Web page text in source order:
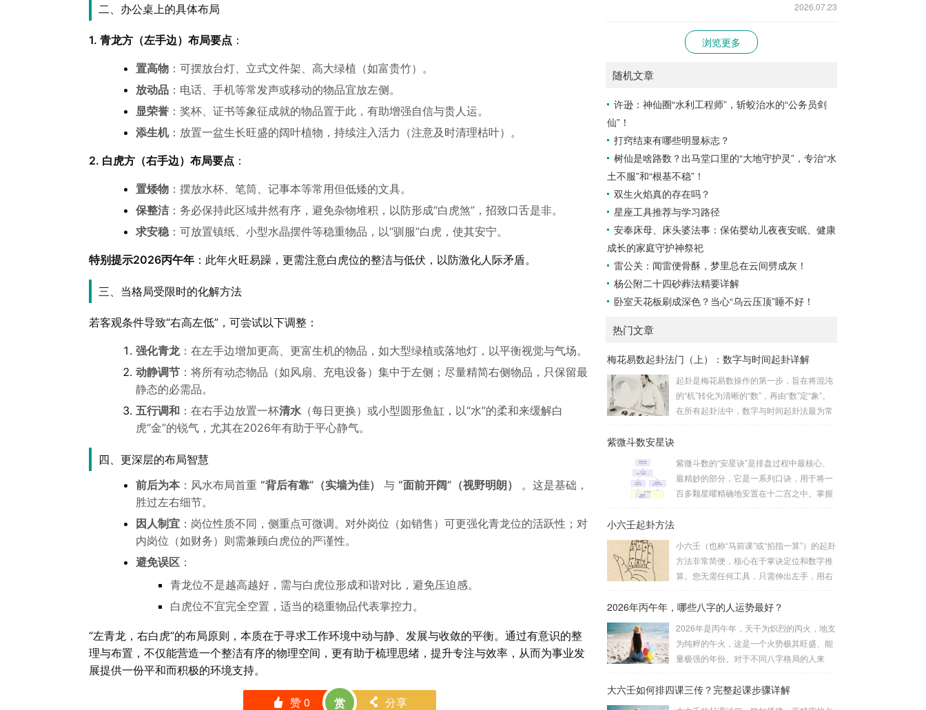
二、办公桌上的具体布局
1. 青龙方（左手边）布局要点 ：
置高物 ：可摆放台灯、立式文件架、高大绿植（如富贵竹）。
放动品 ：电话、手机等常发声或移动的物品宜放左侧。
显荣誉 ：奖杯、证书等象征成就的物品置于此，有助增强自信与贵人运。
添生机：放置一盆生长旺盛的阔叶植物，持续注入活力（注意及时清理枯叶）。
2. 白虎方（右手边）布局要点 ：
置矮物 ：摆放水杯、笔筒、记事本等常用但低矮的文具。
保整洁：务必保持此区域井然有序，避免杂物堆积，以防形成“白虎煞”，招致口舌是非。
求安稳：可放置镇纸、小型水晶摆件等稳重物品，以“驯服”白虎，使其安宁。
特别提示2026丙午年 ：此年火旺易躁，更需注意白虎位的整洁与低伏，以防激化人际矛盾。
三、当格局受限时的化解方法
若客观条件导致“右高左低”，可尝试以下调整：
强化青龙：在左手边增加更高、更富生机的物品，如大型绿植或落地灯，以平衡视觉与气场。
动静调节 ：将所有动态物品（如风扇、充电设备）集中于左侧；尽量精简右侧物品，只保留最
静态的必需品。
五行调和 ：在右手边放置一杯清水 （每日更换）或小型圆形鱼缸，以“水”的柔和来缓解白
虎“金”的锐气，尤其在2026年有助于平心静气。
四、更深层的布局智慧
前后为本：风水布局首重 “背后有靠”（实墙为佳） 与 “面前开阔”（视野明朗）
。这是基础，
胜过左右细节。
因人制宜 ：岗位性质不同，侧重点可微调。对外岗位（如销售）可更强化青龙位的活跃性；对
内岗位（如财务）则需兼顾白虎位的严谨性。
避免误区 ：
青龙位不是越高越好，需与白虎位形成和谐对比，避免压迫感。
白虎位不宜完全空置，适当的稳重物品代表掌控力。
“左青龙，右白虎”的布局原则，本质在于寻求工作环境中动与静、发展与收敛的平衡。通过有意识的整
理与布置，不仅能营造一个整洁有序的物理空间，更有助于梳理思绪，提升专注与效率，从而为事业发
展提供一份平和而积极的环境支持。
󰄼 赞0 赏 󰄯 分享
2026.07.23
浏览更多
随机文章
许逊：神仙圈“水利工程师”，斩蛟治水的“公务员剑
仙”！
打窍结束有哪些明显标志？
树仙是啥路数？出马堂口里的“大地守护灵”，专治“水
土不服”和“根基不稳”！
双生火焰真的存在吗？
星座工具推荐与学习路径
安奉床母、床头婆法事：保佑婴幼儿夜夜安眠、健康
成长的家庭守护神祭祀
雷公关：闻雷便骨酥，梦里总在云间劈成灰！
杨公附二十四砂葬法精要详解
卧室天花板刷成深色？当心“乌云压顶”睡不好！
热门文章
梅花易数起卦法门（上）：数字与时间起卦详解
起卦是梅花易数操作的第一步，旨在将混沌
的“机”转化为清晰的“数”，再由“数”定“象”。
在所有起卦法中，数字与时间起卦法最为常
来起卦。步骤：分拆数字：将得到的一组数
字（通常是三位数）分成两半。前几位数为
上卦，后几位数为下卦。如果数字是偶数
位 2 为上卦后两位...
紫微斗数安星诀
紫微斗数的“安星诀”是排盘过程中最核心、
最精妙的部分，它是一系列口诀，用于将一
百多颗星曜精确地安置在十二宫之中。掌握
循严格的步骤。其核心顺序是：定紫微 →
安十四主星 → 布辅星 → 排四化。整个排盘
流程与安星诀的依赖关系，可以清晰地通过
诀（定帝星）这是所有安星的第一步，至关
重要。口诀：紫微天机星逆行，隔一阳武天
同行，...
小六壬起卦方法
小六壬（也称“马前课”或“掐指一算”）的起卦
方法非常简便，核心在于掌诀定位和数字推
算。您无需任何工具，只需伸出左手，用右
与五行属性：大安：位于食指根部，属木，
指指尖，属水，玄武，主数2、7、8，凶。
速喜：位于中指指尖，属火，朱雀，主数
3、6、9，吉。赤口：位于无名指指尖，属
无名指根部，属木，六合，主数5、3、8，
2026年丙午年，哪些八字的人运势最好？
2026年是丙午年，天干为炽烈的丙火，地支
为纯粹的午火，这是一个火势极其旺盛、能
量极强的年份。对于不同八字格局的人来
会如鱼得水，运势冲天；而有些人则会倍感
大六壬如何排四课三传？完整起课步骤详解